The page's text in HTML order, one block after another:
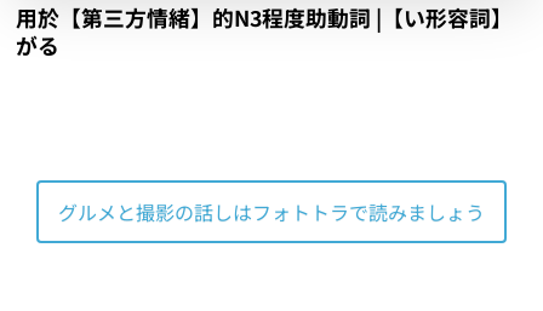
用於【第三方情緒】的N3程度助動詞 |【い形容詞】
がる
グルメと撮影の話しはフォトトラで読みましょう